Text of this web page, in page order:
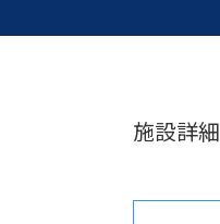
施設詳細